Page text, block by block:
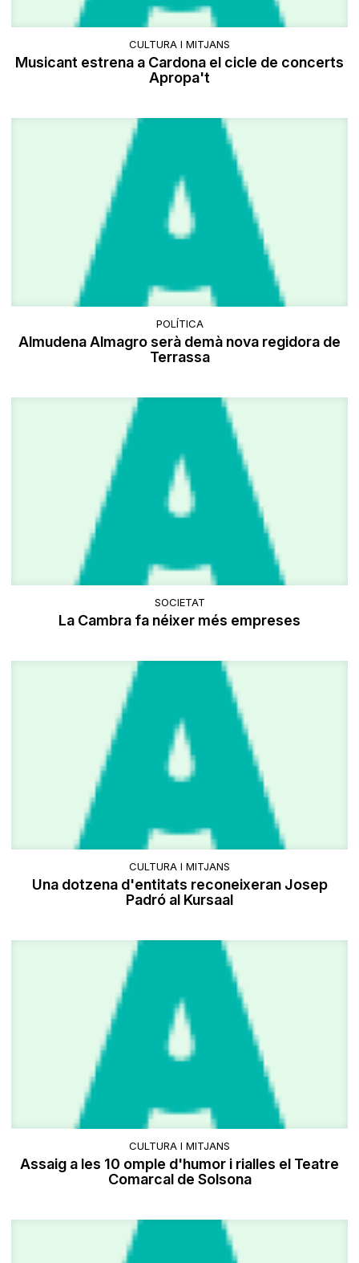
CULTURA I MITJANS
Musicant estrena a Cardona el cicle de concerts
Apropa't
POLÍTICA
Almudena Almagro serà demà nova regidora de
Terrassa
SOCIETAT
La Cambra fa néixer més empreses
CULTURA I MITJANS
Una dotzena d'entitats reconeixeran Josep
Padró al Kursaal
CULTURA I MITJANS
Assaig a les 10 omple d'humor i rialles el Teatre
Comarcal de Solsona